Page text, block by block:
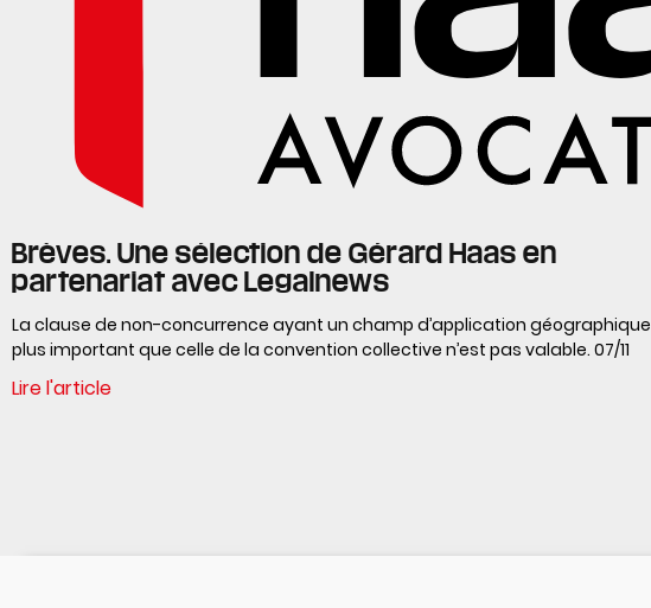
Brèves. Une sélection de Gérard Haas en
partenariat avec Legalnews
La clause de non-concurrence ayant un champ d’application géographique
plus important que celle de la convention collective n’est pas valable. 07/11
Lire l'article